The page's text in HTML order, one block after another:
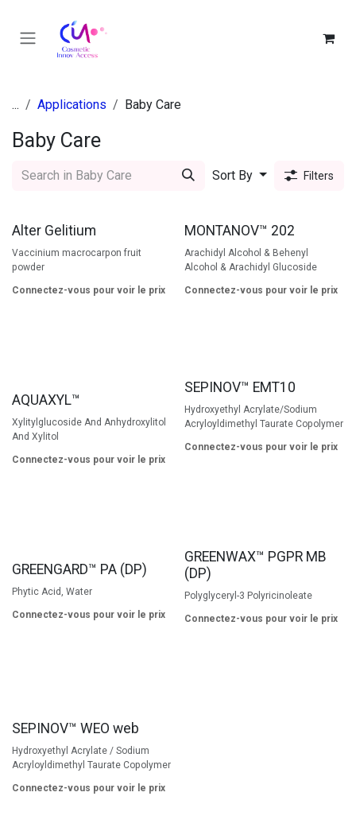
... Applications Baby Care
Baby Care
Sort By Filters
Alter Gelitium
Vaccinium macrocarpon fruit
powder
Connectez-vous pour voir le prix
MONTANOV™ 202
Arachidyl Alcohol & Behenyl
Alcohol & Arachidyl Glucoside
Connectez-vous pour voir le prix
AQUAXYL™
Xylitylglucoside And Anhydroxylitol
And Xylitol
Connectez-vous pour voir le prix
SEPINOV™ EMT10
Hydroxyethyl Acrylate/Sodium
Acryloyldimethyl Taurate Copolymer
Connectez-vous pour voir le prix
GREENGARD™ PA (DP)
Phytic Acid, Water
Connectez-vous pour voir le prix
GREENWAX™ PGPR MB
(DP)
Polyglyceryl-3 Polyricinoleate
Connectez-vous pour voir le prix
SEPINOV™ WEO web
Hydroxyethyl Acrylate / Sodium
Acryloyldimethyl Taurate Copolymer
Connectez-vous pour voir le prix